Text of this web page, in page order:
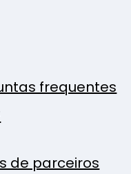
frequentes
de parceiros